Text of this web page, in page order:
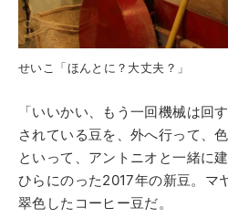
せいこ「ほんとに？大丈夫？」
「いいかい、もう一回機械は回
されている豆を、外へ行って、
といって、アントニオと一緒に
ひらにのった2017年の新豆。マ
翠色したコーヒー豆だ。